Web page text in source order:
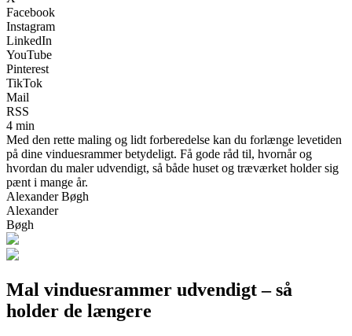
Facebook
Instagram
LinkedIn
YouTube
Pinterest
TikTok
Mail
RSS
4 min
Med den rette maling og lidt forberedelse kan du forlænge levetiden
på dine vinduesrammer betydeligt. Få gode råd til, hvornår og
hvordan du maler udvendigt, så både huset og træværket holder sig
pænt i mange år.
Alexander Bøgh
Alexander
Bøgh
Mal vinduesrammer udvendigt – så
holder de længere